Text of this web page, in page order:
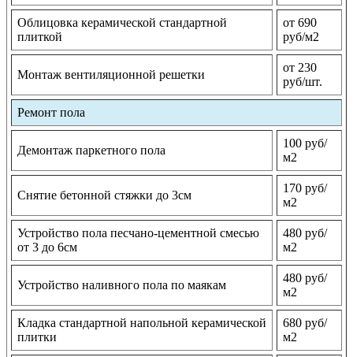
Облицовка керамической стандартной
плиткой
от 690
руб/м2
Монтаж вентиляционной решетки
от 230
руб/шт.
Ремонт пола
Демонтаж паркетного пола
100 руб/
м2
Снятие бетонной стяжки до 3см
170 руб/
м2
Устройство пола песчано-цементной смесью
от 3 до 6см
480 руб/
м2
Устройство наливного пола по маякам
480 руб/
м2
Кладка стандартной напольной керамической
плитки
680 руб/
м2